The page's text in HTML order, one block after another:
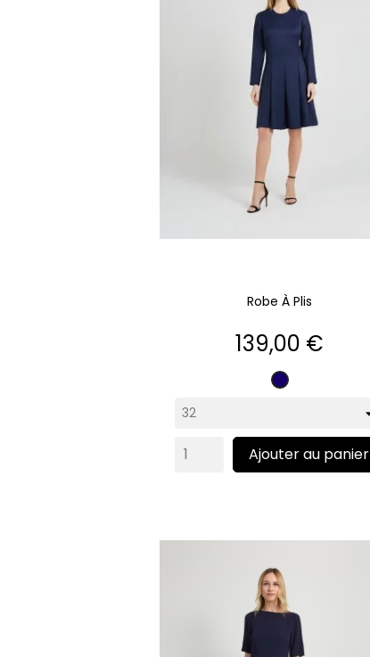
Robe À Plis
Prix
139,00 €
Marine
Ajouter au panier